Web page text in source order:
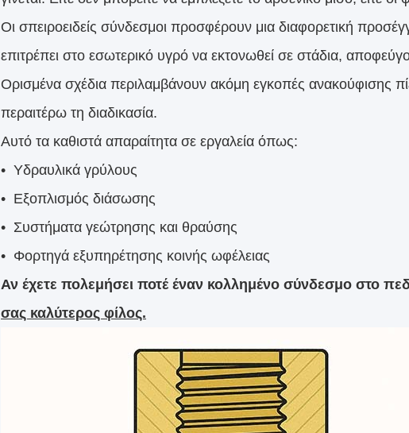
Οι σπειροειδείς σύνδεσμοι προσφέρουν μια διαφορετική
επιτρέπει στο εσωτερικό υγρό να εκτονωθεί σε στάδια,
Ορισμένα σχέδια περιλαμβάνουν ακόμη εγκοπές ανακούφισης
περαιτέρω τη διαδικασία.
Αυτό τα καθιστά απαραίτητα σε εργαλεία όπως:
• Υδραυλικά γρύλους
• Εξοπλισμός διάσωσης
• Συστήματα γεώτρησης και θραύσης
• Φορτηγά εξυπηρέτησης κοινής ωφέλειας
Αν έχετε πολεμήσει ποτέ έναν κολλημένο σύνδεσμο στο
σας καλύτερος φίλος.